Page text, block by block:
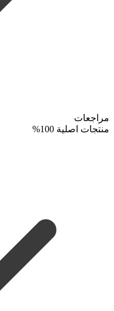
مراجعات
منتجات اصلية 100%